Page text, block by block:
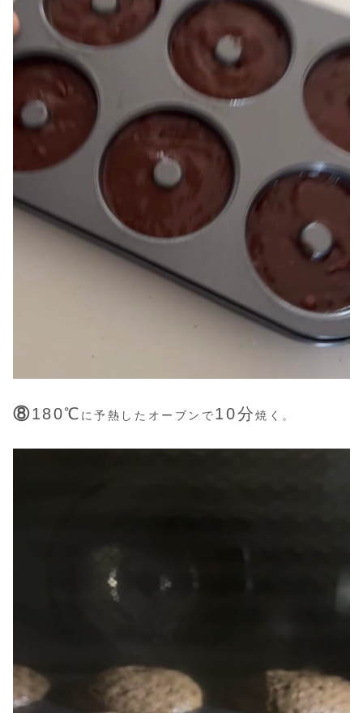
⑧180℃ に予熱したオーブンで10分焼く。